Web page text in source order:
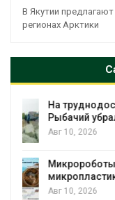
В Якутии
регионах Арктики
в